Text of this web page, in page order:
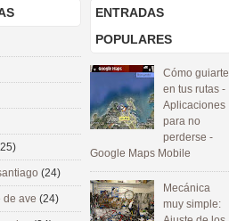
ENTRADAS
POPULARES
Cómo guiarte
en tus rutas -
Aplicaciones
para no
perderse -
Google Maps Mobile
Mecánica
muy simple:
(24)
de ave (24)